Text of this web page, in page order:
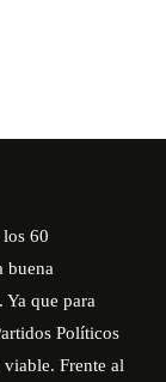
60
buena
que para
Políticos
Frente al